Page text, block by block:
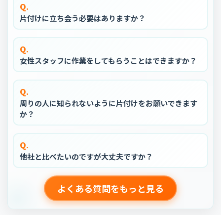
Q.
片付けに立ち会う必要はありますか？
Q.
女性スタッフに作業をしてもらうことはできますか？
Q.
周りの人に知られないように片付けをお願いできます
か？
Q.
他社と比べたいのですが大丈夫ですか？
よくある質問をもっと見る